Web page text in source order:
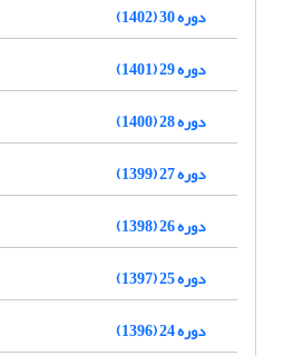
دوره 30 (1402)
دوره 29 (1401)
دوره 28 (1400)
دوره 27 (1399)
دوره 26 (1398)
دوره 25 (1397)
دوره 24 (1396)